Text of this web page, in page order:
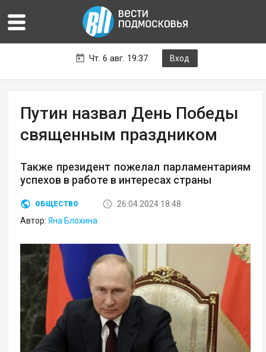
Чт. 6 авг. 19:37 Вход
Путин назвал День Победы
священным праздником
Также президент пожелал парламентариям
успехов в работе в интересах страны
ОБЩЕСТВО
26.04.2024 18:48
Автор:Яна Блохина